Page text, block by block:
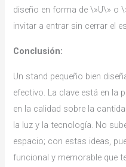
diseño en forma de \»U\» o
invitar a entrar sin cerrar el
Conclusión:
Un stand pequeño bien
efectivo. La clave está en la
en la calidad sobre la
la luz y la tecnología. No
espacio; con estas ideas,
funcional y memorable que